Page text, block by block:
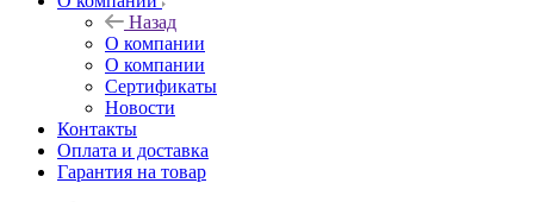
Назад
О компании
О компании
Сертификаты
Новости
Контакты
Оплата и доставка
Гарантия на товар